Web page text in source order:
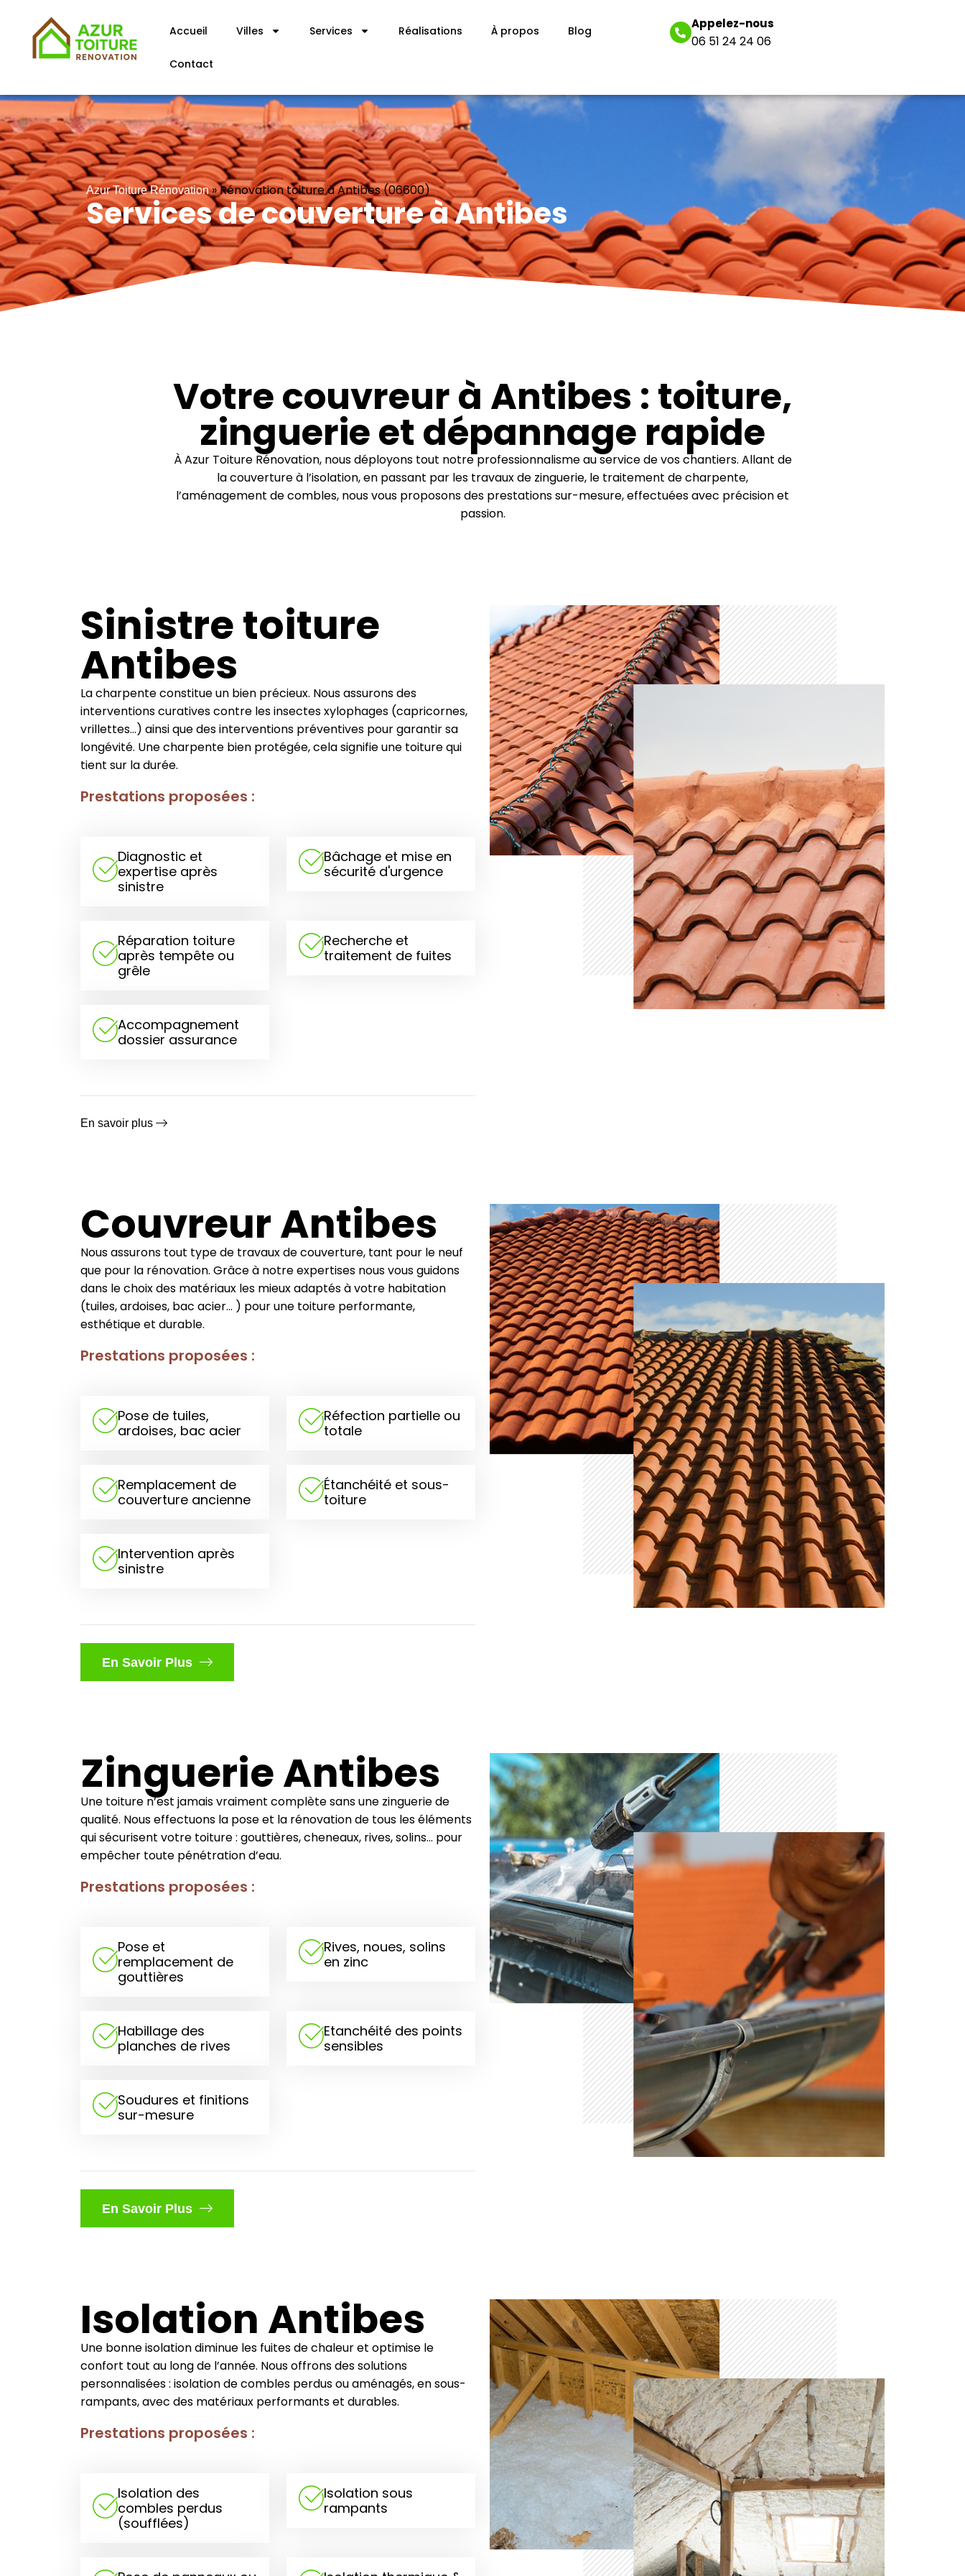
Accueil Villes Services Réalisations À propos Blog
Contact
Appelez-nous
06 51 24 24 06
Azur Toiture Rénovation»Rénovation toiture à Antibes (06600)
Services de couverture à Antibes
Votre couvreur à Antibes : toiture,
zinguerie et dépannage rapide
À Azur Toiture Rénovation, nous déployons tout notre professionnalisme au service de vos chantiers. Allant de
la couverture à l’isolation, en passant par les travaux de zinguerie, le traitement de charpente,
l’aménagement de combles, nous vous proposons des prestations sur-mesure, effectuées avec précision et
passion.
Sinistre toiture
Antibes
La charpente constitue un bien précieux. Nous assurons des
interventions curatives contre les insectes xylophages (capricornes,
vrillettes…) ainsi que des interventions préventives pour garantir sa
longévité. Une charpente bien protégée, cela signifie une toiture qui
tient sur la durée.
Prestations proposées :
Diagnostic et
expertise après
sinistre
Bâchage et mise en
sécurité d'urgence
Réparation toiture
après tempête ou
grêle
Recherche et
traitement de fuites
Accompagnement
dossier assurance
En savoir plus
Couvreur Antibes
Nous assurons tout type de travaux de couverture, tant pour le neuf
que pour la rénovation. Grâce à notre expertises nous vous guidons
dans le choix des matériaux les mieux adaptés à votre habitation
(tuiles, ardoises, bac acier… ) pour une toiture performante,
esthétique et durable.
Prestations proposées :
Pose de tuiles,
ardoises, bac acier
Réfection partielle ou
totale
Remplacement de
couverture ancienne
Étanchéité et sous-
toiture
Intervention après
sinistre
En Savoir Plus
Zinguerie Antibes
Une toiture n’est jamais vraiment complète sans une zinguerie de
qualité. Nous effectuons la pose et la rénovation de tous les éléments
qui sécurisent votre toiture : gouttières, cheneaux, rives, solins… pour
empêcher toute pénétration d’eau.
Prestations proposées :
Pose et
remplacement de
gouttières
Rives, noues, solins
en zinc
Habillage des
planches de rives
Etanchéité des points
sensibles
Soudures et finitions
sur-mesure
En Savoir Plus
Isolation Antibes
Une bonne isolation diminue les fuites de chaleur et optimise le
confort tout au long de l’année. Nous offrons des solutions
personnalisées : isolation de combles perdus ou aménagés, en sous-
rampants, avec des matériaux performants et durables.
Prestations proposées :
Isolation des
combles perdus
(soufflées)
Isolation sous
rampants